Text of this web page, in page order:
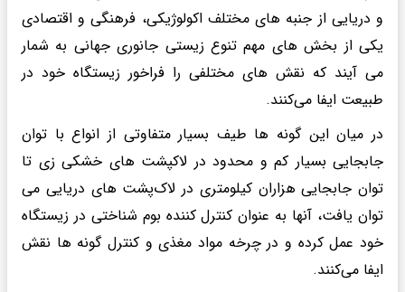
و دریایی از جنبه های مختلف اکولوژیکی، فرهنگی و اقتصادی
یکی از بخش های مهم تنوع زیستی جانوری جهانی به شمار
می آیند که نقش های مختلفی را فراخور زیستگاه خود در
طبیعت ایفا می‌کنند.
در میان این گونه ها طیف بسیار متفاوتی از انواع با توان
جابجایی بسیار کم و محدود در لاکپشت های خشکی زی تا
توان جابجایی هزاران کیلومتری در لاک‌پشت های دریایی می
توان یافت، آنها به عنوان کنترل کننده بوم شناختی در زیستگاه
خود عمل کرده و در چرخه مواد مغذی و کنترل گونه ها نقش
ایفا می‌کنند.